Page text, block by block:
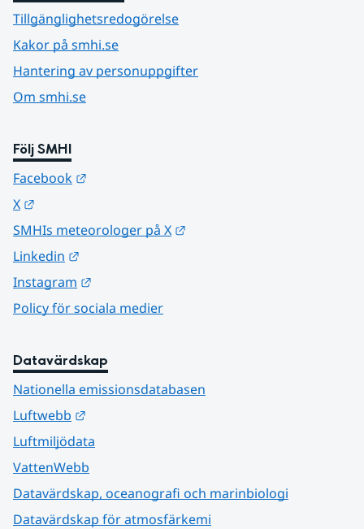
Tillgänglighetsredogörelse
Kakor på smhi.se
Hantering av personuppgifter
Om smhi.se
Följ SMHI
Facebook
X
SMHIs meteorologer på X
Linkedin
Instagram
Policy för sociala medier
Datavärdskap
Nationella emissionsdatabasen
Luftwebb
Luftmiljödata
VattenWebb
Datavärdskap, oceanografi och marinbiologi
Datavärdskap för atmosfärkemi